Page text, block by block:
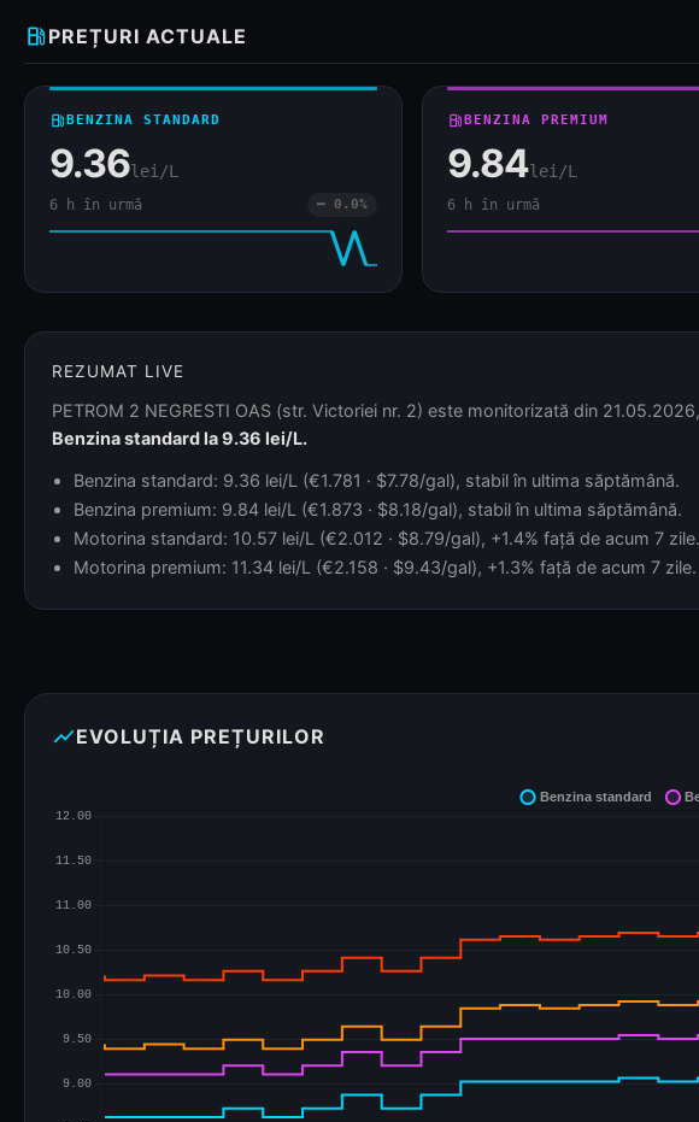
local_gas_station PREȚURI ACTUALE
local_gas_stationBENZINA STANDARD
9.36lei/L
6 h în urmă ━ 0.0%
local_gas_stationBENZINA PREMIUM
9.84lei/L
6 h în urmă
REZUMAT LIVE
PETROM 2 NEGRESTI OAS (str. Victoriei nr. 2) este monitorizată din
Benzina standard la 9.36 lei/L.
Benzina standard: 9.36 lei/L (€1.781 · $7.78/gal), stabil în ultima săptămână.
Benzina premium: 9.84 lei/L (€1.873 · $8.18/gal), stabil în ultima săptămână.
Motorina standard: 10.57 lei/L (€2.012 · $8.79/gal), +1.4% față de acum 7 zile.
Motorina premium: 11.34 lei/L (€2.158 · $9.43/gal), +1.3% față de acum 7 zile.
show_chartEVOLUȚIA PREȚURILOR